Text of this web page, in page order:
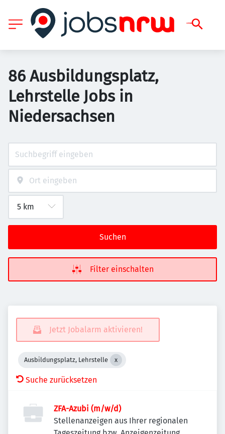
86 Ausbildungsplatz,
Lehrstelle Jobs in
Niedersachsen
Suchen
Filter einschalten
Jetzt Jobalarm aktivieren!
Ausbildungsplatz, Lehrstelle
Suche zurücksetzen
ZFA-Azubi (m/w/d)
Stellenanzeigen aus Ihrer regionalen